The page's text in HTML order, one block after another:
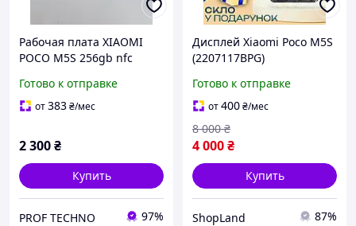
Рабочая плата XIAOMI
POCO M5S 256gb nfc
Готово к отправке
от383₴/мес
2 300₴
Купить
PROF TECHNO 97%
Дисплей Xiaomi Poco M5S
(2207117BPG)
(в рамке), экран оригинал
на Ксиоми Поко М5с
Готово к отправке
от400₴/мес
4 000₴
8 000 ₴
Купить
ShopLand 87%